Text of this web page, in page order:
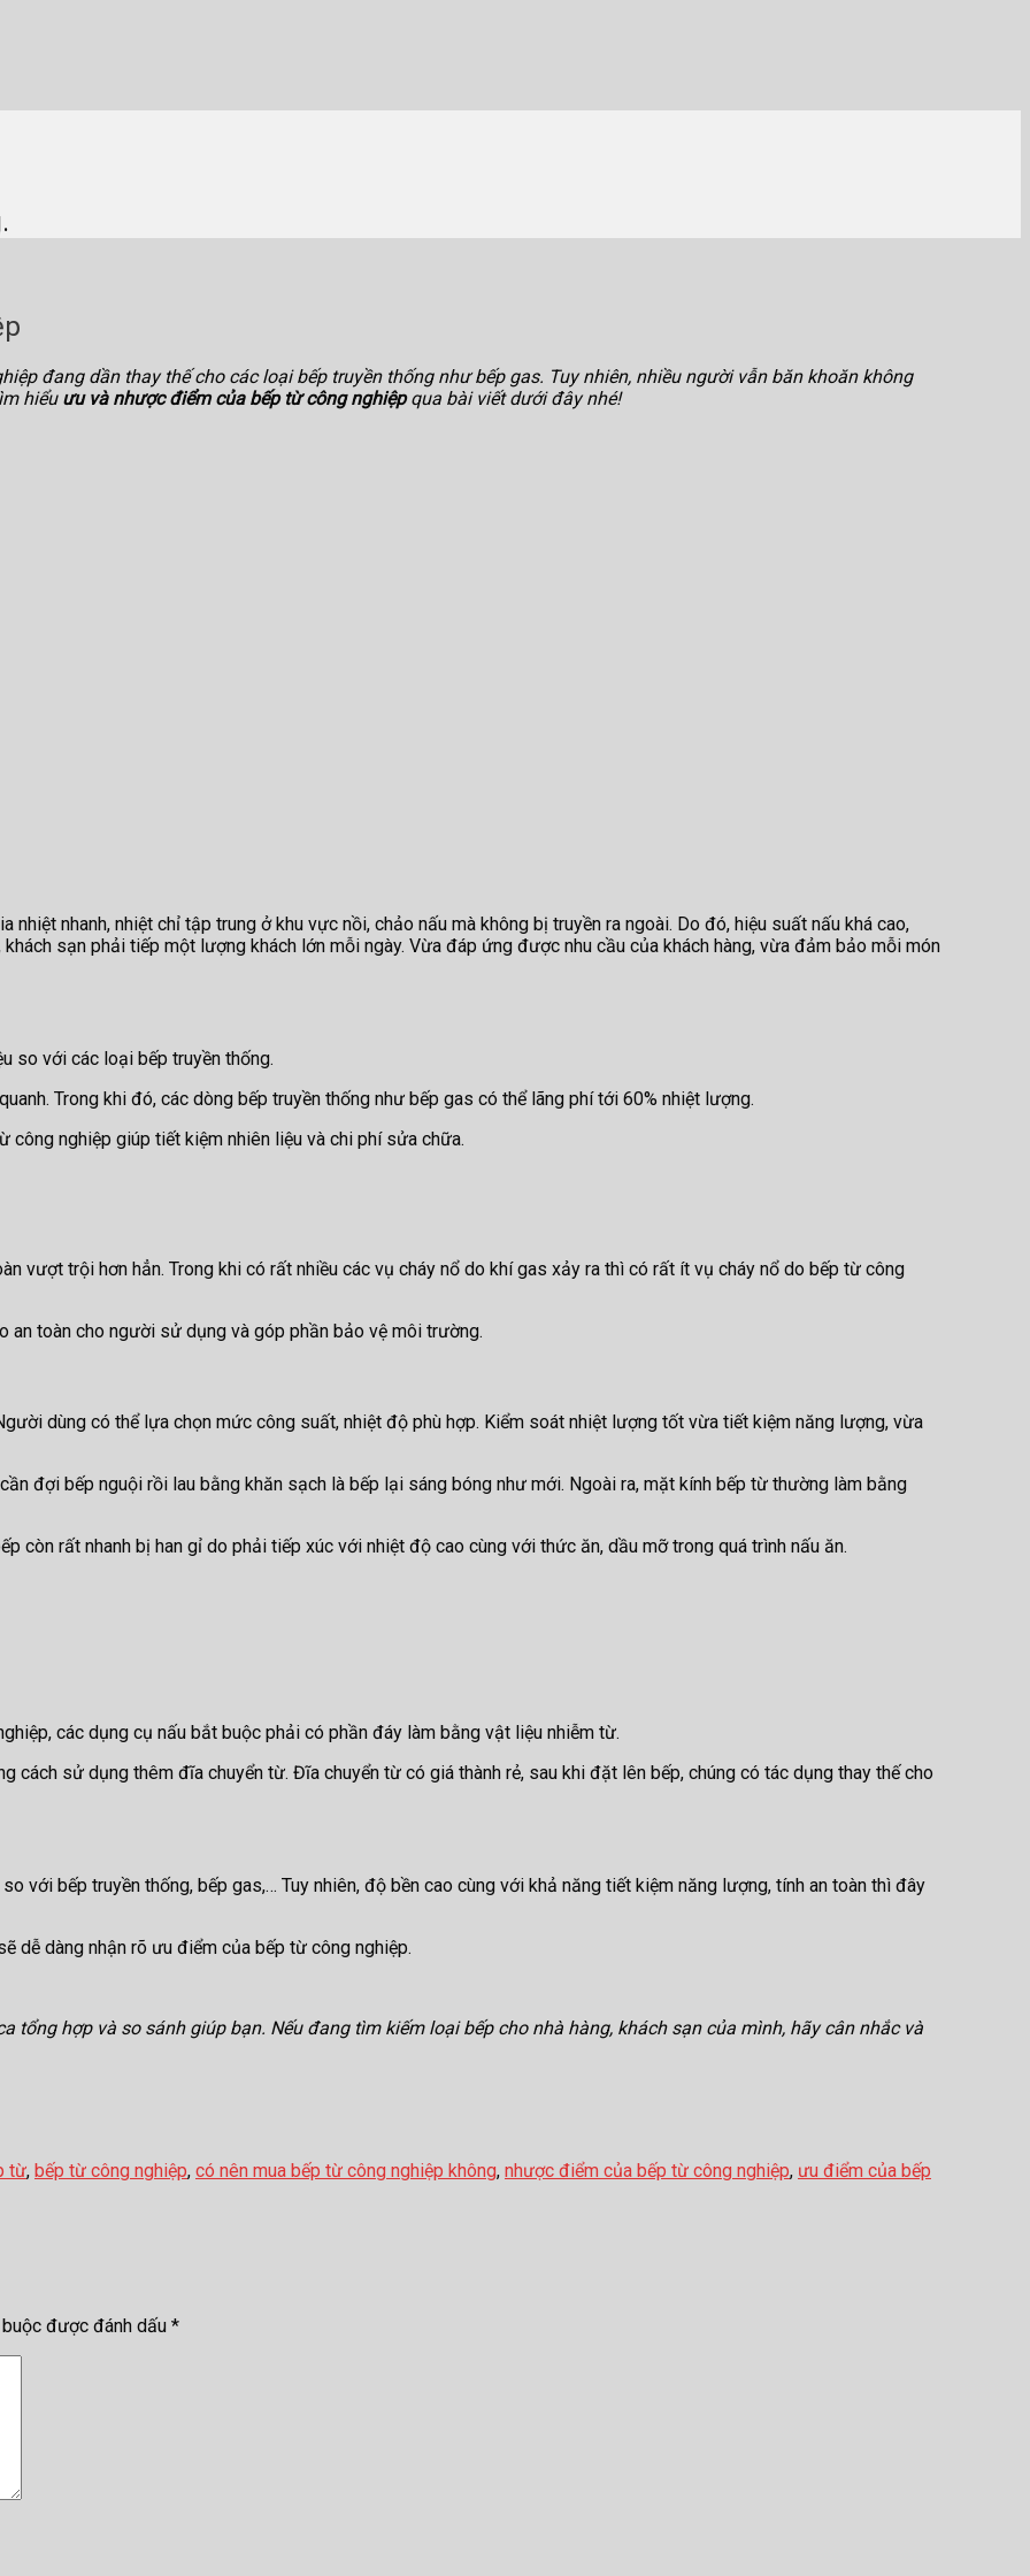
đang dần thay thế cho các loại bếp truyền thống như bếp gas. Tuy nhiên, nhiều người vẫn băn khoăn không
hiểu ưu và nhược điểm của bếp từ công nghiệpqua bài viết dưới đây nhé!
nhanh, nhiệt chỉ tập trung ở khu vực nồi, chảo nấu mà không bị truyền ra ngoài. Do đó, hiệu suất nấu khá cao,
sạn phải tiếp một lượng khách lớn mỗi ngày. Vừa đáp ứng được nhu cầu của khách hàng, vừa đảm bảo mỗi món
so với các loại bếp truyền thống.
Trong khi đó, các dòng bếp truyền thống như bếp gas có thể lãng phí tới 60% nhiệt lượng.
nghiệp giúp tiết kiệm nhiên liệu và chi phí sửa chữa.
vượt trội hơn hẳn. Trong khi có rất nhiều các vụ cháy nổ do khí gas xảy ra thì có rất ít vụ cháy nổ do bếp từ công
an toàn cho người sử dụng và góp phần bảo vệ môi trường.
dùng có thể lựa chọn mức công suất, nhiệt độ phù hợp. Kiểm soát nhiệt lượng tốt vừa tiết kiệm năng lượng, vừa
đợi bếp nguội rồi lau bằng khăn sạch là bếp lại sáng bóng như mới. Ngoài ra, mặt kính bếp từ thường làm bằng
còn rất nhanh bị han gỉ do phải tiếp xúc với nhiệt độ cao cùng với thức ăn, dầu mỡ trong quá trình nấu ăn.
các dụng cụ nấu bắt buộc phải có phần đáy làm bằng vật liệu nhiễm từ.
cách sử dụng thêm đĩa chuyển từ. Đĩa chuyển từ có giá thành rẻ, sau khi đặt lên bếp, chúng có tác dụng thay thế cho
với bếp truyền thống, bếp gas,… Tuy nhiên, độ bền cao cùng với khả năng tiết kiệm năng lượng, tính an toàn thì đây
dễ dàng nhận rõ ưu điểm của bếp từ công nghiệp.
tổng hợp và so sánh giúp bạn. Nếu đang tìm kiếm loại bếp cho nhà hàng, khách sạn của mình, hãy cân nhắc và
từ, bếp từ công nghiệp, có nên mua bếp từ công nghiệp không, nhược điểm của bếp từ công nghiệp, ưu điểm của bếp
được đánh dấu *